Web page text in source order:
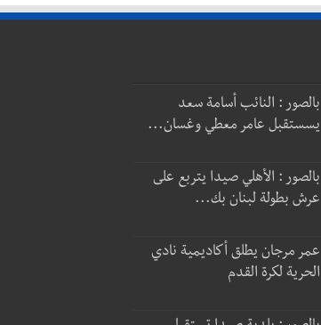
بالصور : النائب أسامة سعد
يسستقبل عامر معطي وغسان...
بالصور : الأهلي صيدا يتربع على
عرش بطولة لبنان بك...
عمر مرجان يطلق أكاديمية نادي
الحرية لكرة القدم